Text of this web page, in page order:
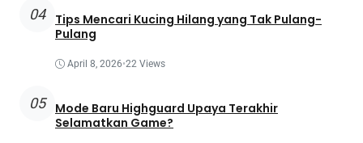
04
Tips Mencari Kucing Hilang yang Tak Pulang-
Pulang
April 8, 2026•22 Views
05
Mode Baru Highguard Upaya Terakhir
Selamatkan Game?